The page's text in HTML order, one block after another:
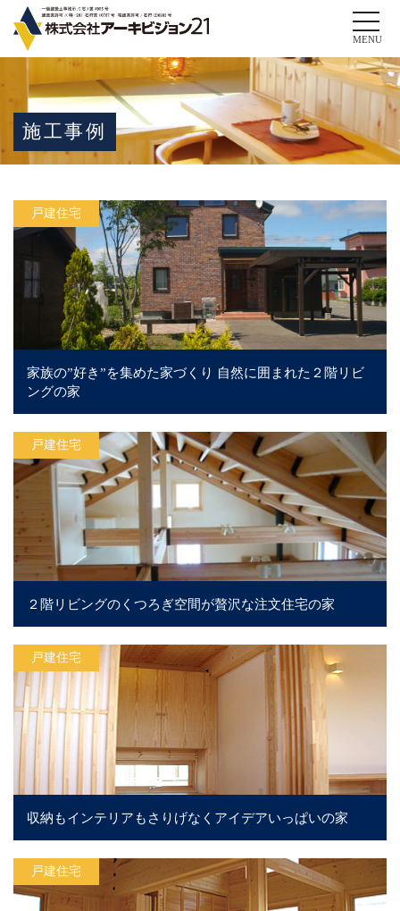
Toggle
MENU
施工事例
戸建住宅
家族の”好き”を集めた家づくり 自然に囲まれた２階リビ
ングの家
戸建住宅
２階リビングのくつろぎ空間が贅沢な注文住宅の家
戸建住宅
収納もインテリアもさりげなくアイデアいっぱいの家
戸建住宅